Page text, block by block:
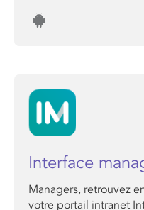
Interface
Managers, retrouvez
votre portail intranet